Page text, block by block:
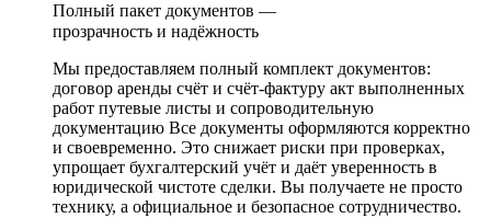
Полный пакет документов —
прозрачность и надёжность
Мы предоставляем полный комплект документов:
договор аренды счёт и счёт-фактуру акт выполненных
работ путевые листы и сопроводительную
документацию Все документы оформляются корректно
и своевременно. Это снижает риски при проверках,
упрощает бухгалтерский учёт и даёт уверенность в
юридической чистоте сделки. Вы получаете не просто
технику, а официальное и безопасное сотрудничество.